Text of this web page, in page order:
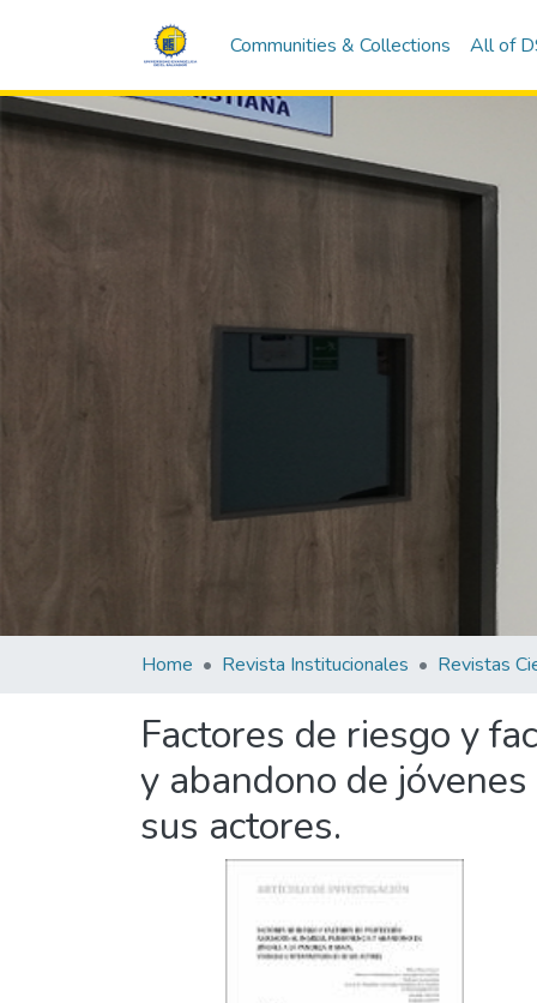
Communities & Collections All of
Home Revista Institucionales
Factores de riesgo y
y abandono de
sus actores.